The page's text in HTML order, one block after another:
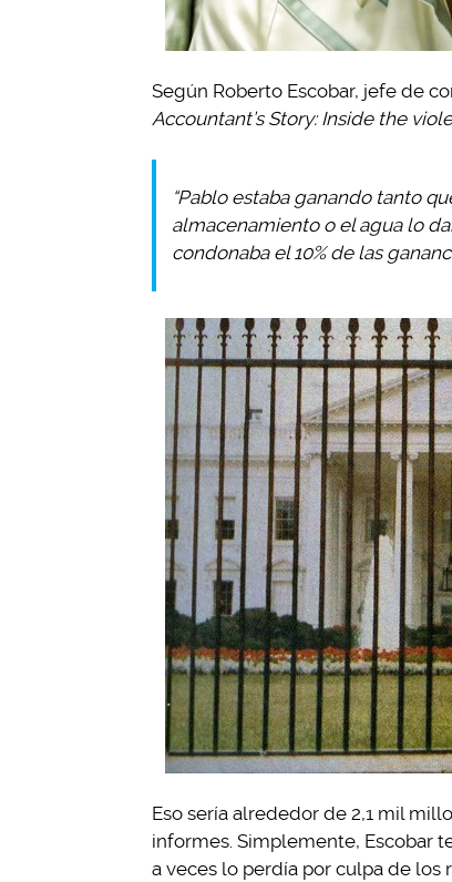
Según Roberto Escobar, jefe de
Accountant’s Story: Inside the
“Pablo estaba ganando tanto
almacenamiento o el agua lo
condonaba el 10% de las
Eso sería alrededor de 2,1 mil
informes. Simplemente, Escobar
a veces lo perdía por culpa de los